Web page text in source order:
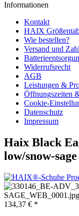
Informationen
Kontakt
HAIX
Wie bestellen?
Versand und
Widerrufsrecht
AGB
Leistungen &
Öffnungszeiten
Cookie-
Datenschutz
Impressum
Haix Black
low/snow-sage
134,37 € *